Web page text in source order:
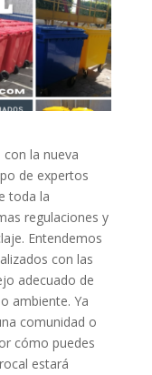
la nueva
de expertos
toda la
regulaciones y
Entendemos
con las
adecuado de
ambiente. Ya
comunidad o
cómo puedes
estará